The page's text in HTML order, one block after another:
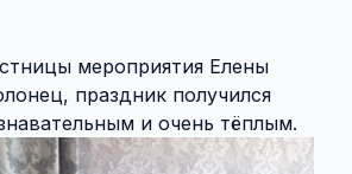
мероприятия Елены
праздник получился
и очень тёплым.